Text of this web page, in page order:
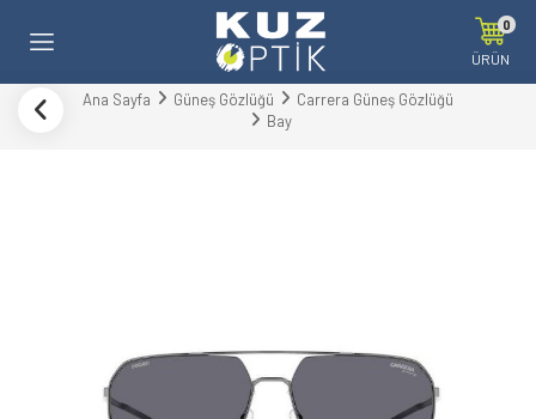
0
ÜRÜN
Ana Sayfa Güneş Gözlüğü
Carrera Güneş Gözlüğü
Bay